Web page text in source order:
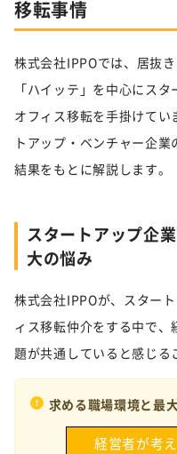
移転事情
株式会社IPPOでは、居抜
「ハイッテ」を中心にス
オフィス移転を手掛けて
トアップ・ベンチャー企
結果をもとに解説します。
スタートアップ企
大の悩み
株式会社IPPOが、スター
ィス移転仲介をする中で
題が共通していると感じる
求める職場環境と最
経営者が考